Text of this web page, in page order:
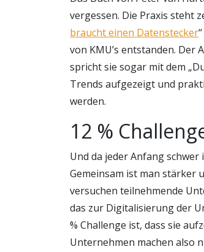
vergessen. Die Praxis steht
braucht einen Datenstecker
von KMU’s entstanden.
spricht sie sogar mit dem
Trends aufgezeigt und
werden.
12 %
Und da jeder Anfang schwer
Gemeinsam ist man stärker
versuchen teilnehmende
das zur Digitalisierung der
% Challenge ist, dass sie
Unternehmen machen also